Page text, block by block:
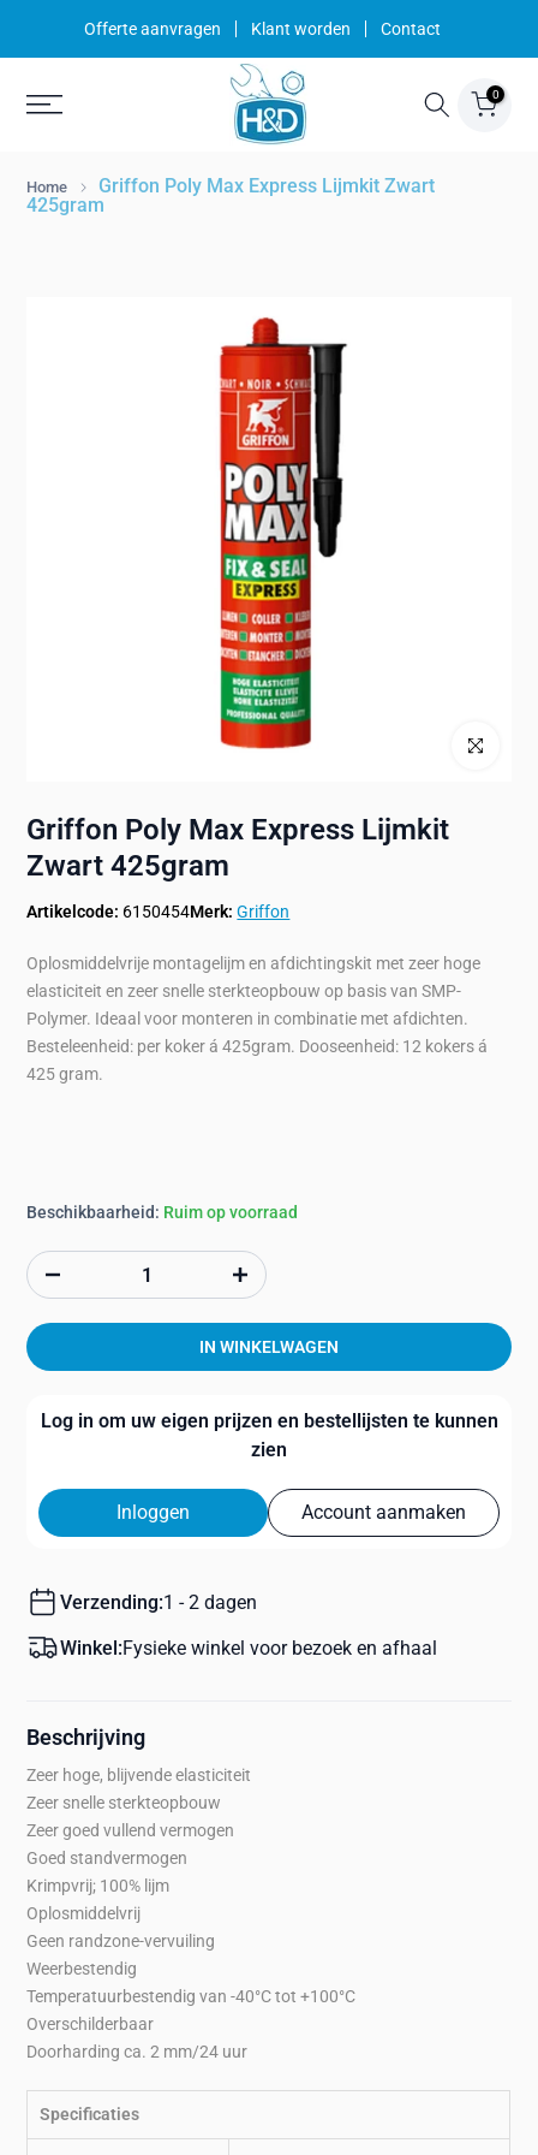
Offerte aanvragen Klant worden Contact
0
Home
Griffon Poly Max Express Lijmkit Zwart
425gram
Klik om te
Griffon Poly Max Express Lijmkit
Zwart 425gram
Artikelcode: 6150454Merk: Griffon
Oplosmiddelvrije montagelijm en afdichtingskit met zeer hoge
elasticiteit en zeer snelle sterkteopbouw op basis van SMP-
Polymer. Ideaal voor monteren in combinatie met afdichten.
Besteleenheid: per koker á 425gram. Dooseenheid: 12 kokers á
425 gram.
Beschikbaarheid: Ruim op voorraad
IN WINKELWAGEN
Log in om uw eigen prijzen en bestellijsten te kunnen
zien
Inloggen Account aanmaken
Verzending:1 - 2 dagen
Winkel:Fysieke winkel voor bezoek en afhaal
Beschrijving
Zeer hoge, blijvende elasticiteit
Zeer snelle sterkteopbouw
Zeer goed vullend vermogen
Goed standvermogen
Krimpvrij; 100% lijm
Oplosmiddelvrij
Geen randzone-vervuiling
Weerbestendig
Temperatuurbestendig van -40°C tot +100°C
Overschilderbaar
Doorharding ca. 2 mm/24 uur
Specificaties